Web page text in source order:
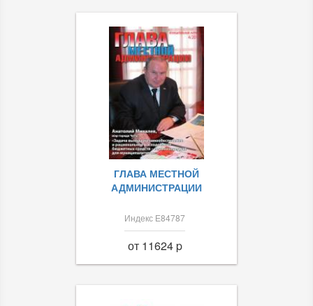
ГЛАВА МЕСТНОЙ
АДМИНИСТРАЦИИ
Индекс Е84787
от 11624 p